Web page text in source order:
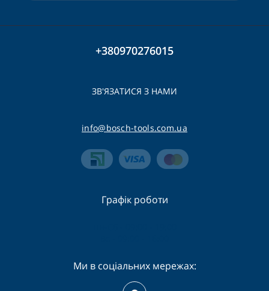
+380970276015
ЗВ'ЯЗАТИСЯ З НАМИ
info@bosch-tools.com.ua
Графік роботи
Ми в соціальних мережах: